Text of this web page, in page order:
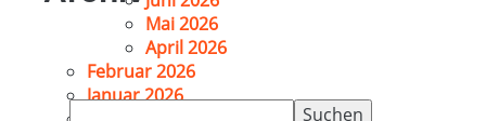
Mai 2026
April 2026
Februar 2026
Januar 2026